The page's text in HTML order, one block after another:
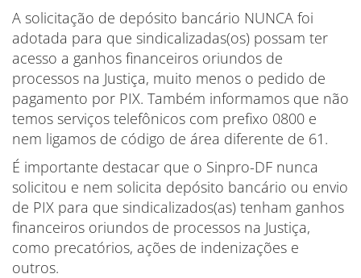
A solicitação de depósito bancário NUNCA foi
adotada para que sindicalizadas(os) possam ter
acesso a ganhos financeiros oriundos de
processos na Justiça, muito menos o pedido de
pagamento por PIX. Também informamos que não
temos serviços telefônicos com prefixo 0800 e
nem ligamos de código de área diferente de 61.
É importante destacar que o Sinpro-DF nunca
solicitou e nem solicita depósito bancário ou envio
de PIX para que sindicalizados(as) tenham ganhos
financeiros oriundos de processos na Justiça,
como precatórios, ações de indenizações e
outros.